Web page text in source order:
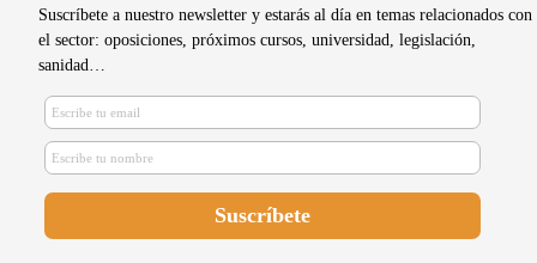
Ayuntamiento y Colegio de
Cantabria se unen para fomentar la
salud escolar
Suscríbete a nuestro newsletter y estarás al día en temas relacionados con
el sector: oposiciones, próximos cursos, universidad, legislación,
sanidad…